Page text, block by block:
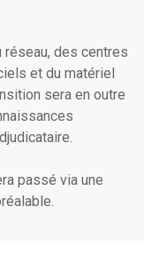
réseau, des centres
et du matériel
sera en outre
passé via une